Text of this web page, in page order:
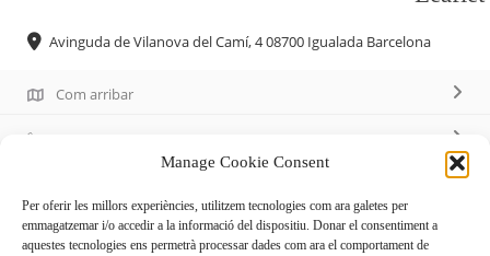
Manage Cookie Consent
Per oferir les millors experiències, utilitzem tecnologies com ara galetes per
emmagatzemar i/o accedir a la informació del dispositiu. Donar el consentiment a
aquestes tecnologies ens permetrà processar dades com ara el comportament de
Avinguda de Vilanova del Camí, 4 08700 Igualada Barcelona
Com arribar
Descripció